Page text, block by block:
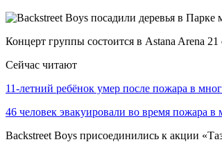
Концерт группы состоится в Astana Arena 21
Сейчас читают
11-летний ребёнок умер после пожара в
46 человек эвакуировали во время пожара
Backstreet Boys присоединились к акции